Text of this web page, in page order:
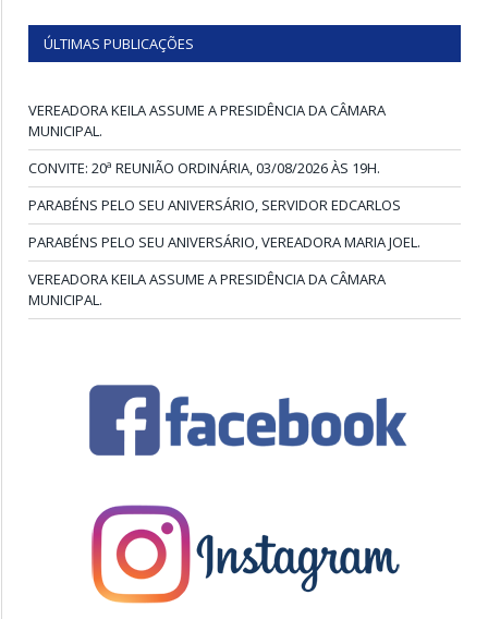
ÚLTIMAS PUBLICAÇÕES
VEREADORA KEILA ASSUME A PRESIDÊNCIA DA CÂMARA
MUNICIPAL.
CONVITE: 20ª REUNIÃO ORDINÁRIA, 03/08/2026 ÀS 19H.
PARABÉNS PELO SEU ANIVERSÁRIO, SERVIDOR EDCARLOS
PARABÉNS PELO SEU ANIVERSÁRIO, VEREADORA MARIA JOEL.
VEREADORA KEILA ASSUME A PRESIDÊNCIA DA CÂMARA
MUNICIPAL.